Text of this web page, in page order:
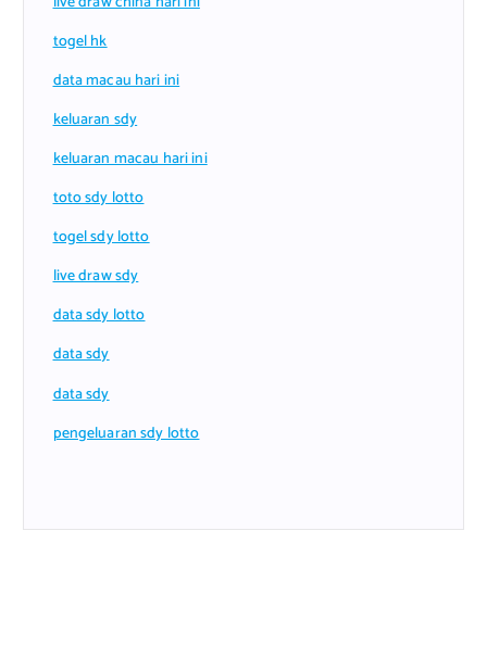
togel hk
data macau hari ini
keluaran sdy
keluaran macau hari ini
toto sdy lotto
togel sdy lotto
live draw sdy
data sdy lotto
data sdy
data sdy
pengeluaran sdy lotto